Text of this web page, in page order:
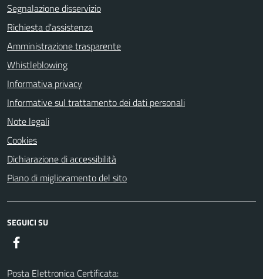
Segnalazione disservizio
Richiesta d'assistenza
Amministrazione trasparente
Whistleblowing
Informativa privacy
Informative sul trattamento dei dati personali
Note legali
Cookies
Dichiarazione di accessibilità
Piano di miglioramento del sito
SEGUICI SU
Posta Elettronica Certificata: